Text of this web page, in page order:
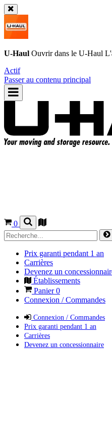
U-Haul Ouvrir dans le U-Haul
Actif
Passer au contenu principal
0
Prix garanti pendant 1 an
Carrières
Devenez un
Établissements
Panier0
Connexion / Commandes
Connexion / Commandes
Prix garanti pendant 1 an
Carrières
Devenez un concessionnaire